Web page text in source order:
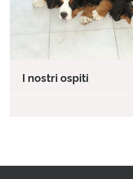
I nostri ospiti